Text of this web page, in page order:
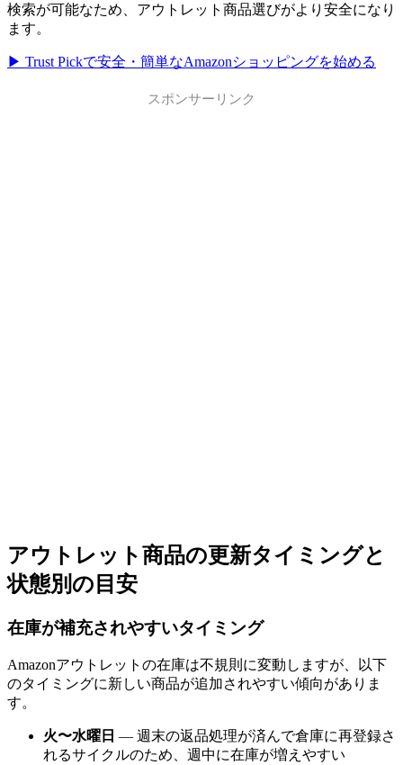
検索が可能なため、アウトレット商品選びがより安全になり
ます。
▶ Trust Pickで安全・簡単なAmazonショッピングを始める
スポンサーリンク
アウトレット商品の更新タイミングと
状態別の目安
在庫が補充されやすいタイミング
Amazonアウトレットの在庫は不規則に変動しますが、以下
のタイミングに新しい商品が追加されやすい傾向がありま
す。
火〜水曜日 — 週末の返品処理が済んで倉庫に再登録さ
れるサイクルのため、週中に在庫が増えやすい